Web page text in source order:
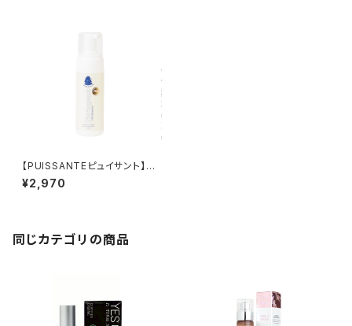
【PUISSANTEピュイサント】ト
イ専用フォームクリーナー
¥2,970
同じカテゴリの商品